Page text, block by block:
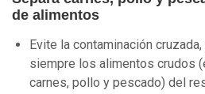
de alimentos
Evite la contaminación
siempre los alimentos crudos
carnes, pollo y pescado) del